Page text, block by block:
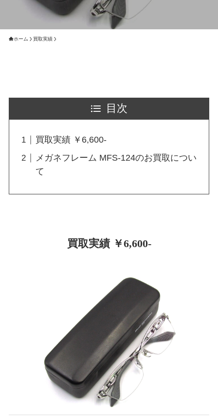
ホーム 買取実績
目次
買取実績 ￥6,600-
メガネフレーム MFS-124のお買取につい
て
買取実績 ￥6,600-